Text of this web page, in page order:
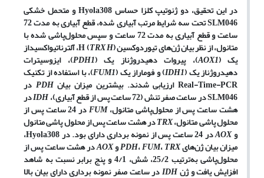
در این تحقیق، دو ژنوتیپ کلزا حساسHyola308و متحمل خشکی
SLM046 تحت سه شرایط مرتب آبیاری شده، قطع آبیاری به مدت 72
ساعت و قطع آبیاری به مدت 72 ساعت و سپس محلول‌پاشی شده با
متانول، از نظر بیان ژن‌های تیوردوکسین H(TRX H )، آلترناتیواکسیداز
یک (AOX1)، پیروات دهیدروژناز یک (PDH1)، ایزوسیترات
دهیدروژناز یک (IDH1) و فوماراز یک (FUM1)، با استفاده از تکنیک
Real-Time-PCRارزیابی شدند. بیشترینمیزانبیانPDH در
SLM046در ساعت صفر تنش (72 ساعت پس از قطع آبیاری)، IDHدر
هشت ساعت پس از محلول‌پاشی متانول،FUM در 24 ساعت پس از
محلول پاشی متانول،TRXدر هشت ساعت پس از محلول پاشی متانول
وAOXدر 24 ساعت پس از نمونه برداری دارای بود. در Hyola308،
میزان بیان ژن‌های PDH،FUM،TRX وAOXدر هشت ساعت پس از
محلول‌پاشی به‌ترتیب 25/2، شش، 4/1 و پنج برابر نسبت به شاهد
افزایش یافت و ژنIDHدر ساعت صفر نمونه برداری دارای بیان بالا